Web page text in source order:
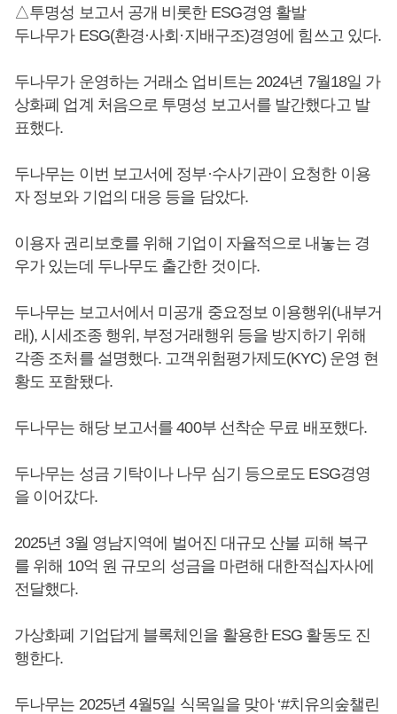
△투명성 보고서 공개 비롯한 ESG경영 활발
두나무가 ESG(환경·사회·지배구조)경영에 힘쓰고 있다.
두나무가 운영하는 거래소 업비트는 2024년 7월18일 가
상화폐 업계 처음으로 투명성 보고서를 발간했다고 발
표했다.
두나무는 이번 보고서에 정부·수사기관이 요청한 이용
자 정보와 기업의 대응 등을 담았다.
이용자 권리보호를 위해 기업이 자율적으로 내놓는 경
우가 있는데 두나무도 출간한 것이다.
두나무는 보고서에서 미공개 중요정보 이용행위(내부거
래), 시세조종 행위, 부정거래행위 등을 방지하기 위해
각종 조처를 설명했다. 고객위험평가제도(KYC) 운영 현
황도 포함됐다.
두나무는 해당 보고서를 400부 선착순 무료 배포했다.
두나무는 성금 기탁이나 나무 심기 등으로도 ESG경영
을 이어갔다.
2025년 3월 영남지역에 벌어진 대규모 산불 피해 복구
를 위해 10억 원 규모의 성금을 마련해 대한적십자사에
전달했다.
가상화폐 기업답게 블록체인을 활용한 ESG 활동도 진
행한다.
두나무는 2025년 4월5일 식목일을 맞아 ‘#치유의숲챌린